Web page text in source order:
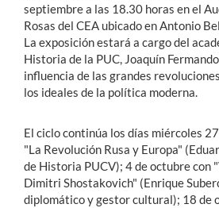
septiembre a las 18.30 horas en el
Rosas del CEA ubicado en Antonio
La exposición estará a cargo del
Historia de la PUC, Joaquín
influencia de las grandes
los ideales de la política moderna.
El ciclo continúa los días miércoles
"La Revolución Rusa y Europa"
de Historia PUCV); 4 de octubre con
Dimitri Shostakovich" (Enrique
diplomático y gestor cultural); 18 de